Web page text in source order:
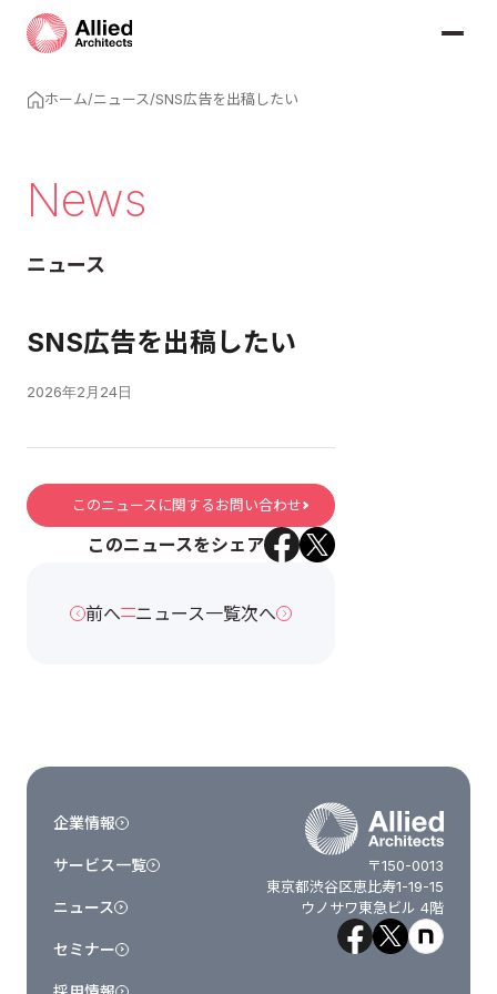
ホーム/ニュース/SNS広告を出稿したい
News
ニュース
SNS広告を出稿したい
2026年2月24日
このニュースに関するお問い合わせ
このニュースをシェア
前へ ニュース一覧次へ
〒150-0013
東京都渋谷区恵比寿1-19-15
ウノサワ東急ビル 4階
企業情報
サービス一覧
ニュース
セミナー